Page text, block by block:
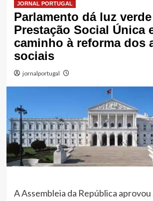
JORNAL PORTUGAL
Parlamento dá luz
Prestação Social Única
caminho à reforma dos
sociais
jornalportugal
A Assembleia da República aprovou